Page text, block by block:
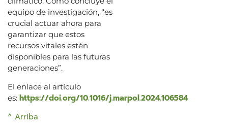
equipo de investigación, “es
crucial actuar ahora para
garantizar que estos
recursos vitales estén
disponibles para las futuras
generaciones”.
El enlace al artículo
es: https://doi.org/10.1016/j.marpol.2024.106584
^ Arriba